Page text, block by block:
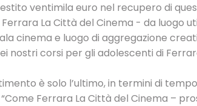
ventimila euro nel recupero di
La Città del Cinema - da luogo
cinema e luogo di aggregazione
nostri corsi per gli adolescenti di
è solo l’ultimo, in termini di
Ferrara La Città del Cinema –